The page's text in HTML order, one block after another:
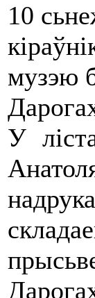
10
музэю
У